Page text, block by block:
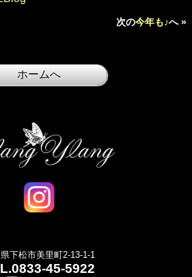
次の今年も♪へ »
下松市美里町2-13-1-1
0833-45-5922